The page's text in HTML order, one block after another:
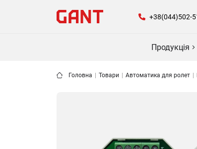
Продукція
Головна Товари Автоматика для ролет